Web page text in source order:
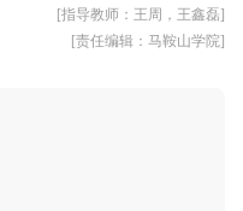
[指导教师：王周，王鑫磊]
[责任编辑：马鞍山学院]